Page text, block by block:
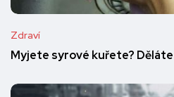
Zdraví
Myjete syrové kuřete?